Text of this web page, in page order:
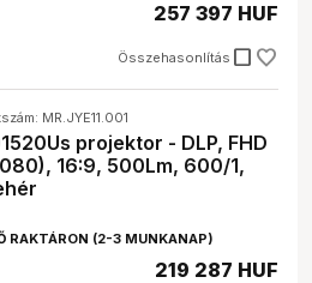
Összehasonlítás check_box_outline_blank
257 397 HUF
MR.JYE11.001
projektor - DLP, FHD
16:9, 500Lm, 600/1,
RAKTÁRON (2-3 MUNKANAP)
219 287 HUF